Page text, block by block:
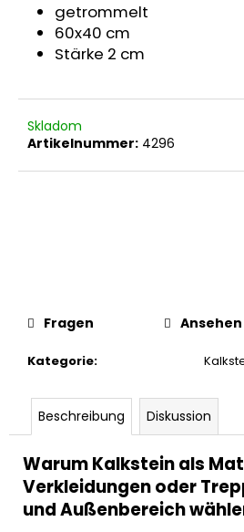
getrommelt
60x40 cm
Stärke 2 cm
Skladom
Artikelnummer: 4296
Kategorie:
Fragen Ansehen
Beschreibung Diskussion
Warum Kalkstein als
Verkleidungen oder
und Außenbereich
e